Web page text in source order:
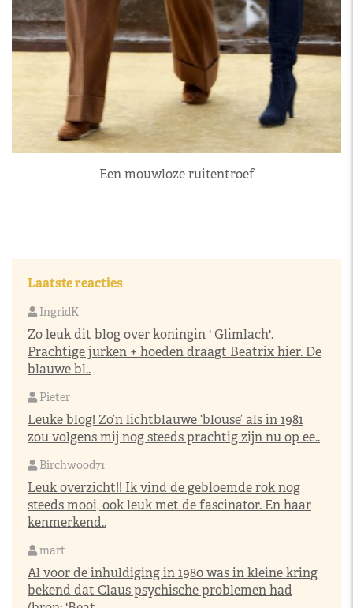
Een mouwloze ruitentroef
Laatste reacties
IngridK
Zo leuk dit blog over koningin ' Glimlach'.
Prachtige jurken + hoeden draagt Beatrix hier. De
blauwe bl..
Pieter
Leuke blog! Zo’n lichtblauwe ‘blouse’ als in 1981
zou volgens mij nog steeds prachtig zijn nu op ee..
Birchwood71
Leuk overzicht!! Ik vind de gebloemde rok nog
steeds mooi, ook leuk met de fascinator. En haar
kenmerkend..
mart
Al voor de inhuldiging in 1980 was in kleine kring
bekend dat Claus psychische problemen had